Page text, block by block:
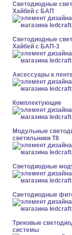
Светодиодные
Хайбей с БАП
Светодиодные
Хайбей с БАП-3
Аксессуары к
Комплектующие
Модульные
светильники Т8
Светодиодные
Светодиодные
Трековые
системы